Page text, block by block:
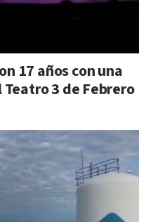
17 años con una
3 de Febrero